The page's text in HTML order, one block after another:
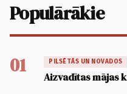
Populārākie
01 PILSĒTĀS UN NOVADOS
Aizvadītas mājas